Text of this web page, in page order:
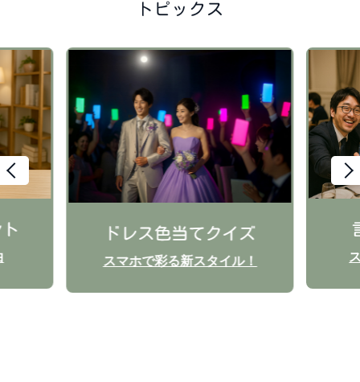
トピックス
ドレス色当てクイズ
スマホで彩る新スタイル！